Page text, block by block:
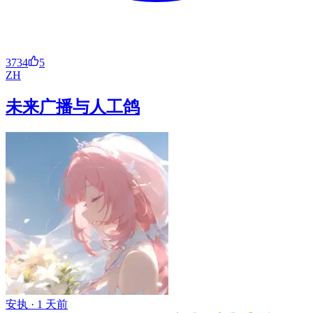
3734
5
ZH
未来广播与人工鸽
安执 · 1 天前